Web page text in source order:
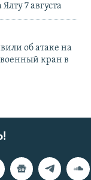
7 августа
об атаке на
кран в